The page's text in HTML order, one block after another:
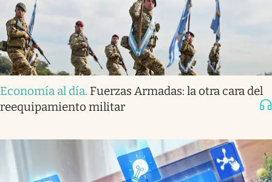
Economía al día. Fuerzas Armadas: la otra cara del
reequipamiento militar